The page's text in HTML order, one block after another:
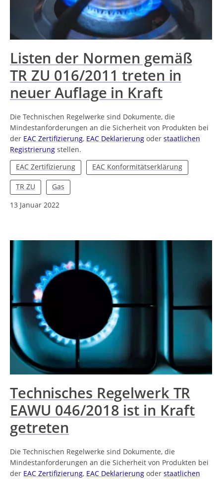
Listen der Normen gemäß
TR ZU 016/2011 treten in
neuer Auflage in Kraft
Die Technischen Regelwerke sind Dokumente, die
Mindestanforderungen an die Sicherheit von Produkten bei
der EAC Zertifizierung, EAC Deklarierung oder staatlichen
Registrierung stellen.
EAC Zertifizierung
EAC Konformitätserklärung
TR ZU
Gas
13 Januar 2022
Technisches Regelwerk TR
EAWU 046/2018 ist in Kraft
getreten
Die Technischen Regelwerke sind Dokumente, die
Mindestanforderungen an die Sicherheit von Produkten bei
der EAC Zertifizierung, EAC Deklarierung oder staatlichen